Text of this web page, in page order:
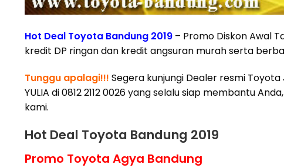
Hot Deal Toyota Bandung 2019 – Promo Diskon Awal
kredit DP ringan dan kredit angsuran murah serta
Tunggu apalagi!!! Segera kunjungi Dealer resmi Toyota
YULIA di 0812 2112 0026 yang selalu siap membantu
kami.
Hot Deal Toyota Bandung 2019
Promo Toyota Agya Bandung